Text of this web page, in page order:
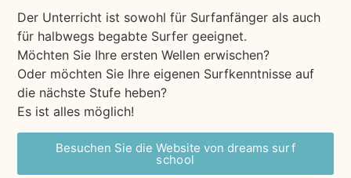
Der Unterricht ist sowohl für Surfanfänger als auch
für halbwegs begabte Surfer geeignet.
Möchten Sie Ihre ersten Wellen erwischen?
Oder möchten Sie Ihre eigenen Surfkenntnisse auf
die nächste Stufe heben?
Es ist alles möglich!
Besuchen Sie die Website von dreams surf
school